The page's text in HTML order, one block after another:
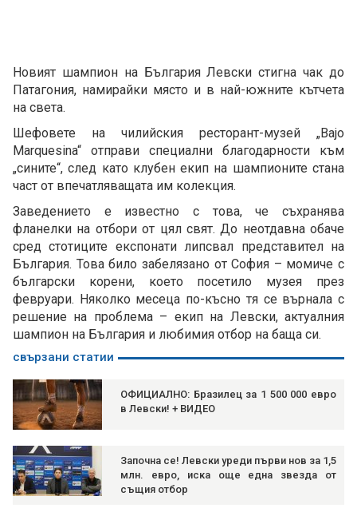
Новият шампион на България Левски стигна чак до
Патагония, намирайки място и в най-южните кътчета
на света.
Шефовете на чилийския ресторант-музей „Bajo
Marquesina“ отправи специални благодарности към
„сините“, след като клубен екип на шампионите стана
част от впечатляващата им колекция.
Заведението е известно с това, че съхранява
фланелки на отбори от цял свят. До неотдавна обаче
сред стотиците експонати липсвал представител на
България. Това било забелязано от София – момиче с
български корени, което посетило музея през
февруари. Няколко месеца по-късно тя се върнала с
решение на проблема – екип на Левски, актуалния
шампион на България и любимия отбор на баща си.
свързани статии
ОФИЦИАЛНО: Бразилец за 1 500 000 евро
в Левски! + ВИДЕО
Започна се! Левски уреди първи нов за 1,5
млн. евро, иска още една звезда от
същия отбор